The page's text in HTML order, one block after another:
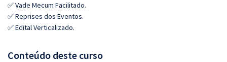
✅ Vade Mecum Facilitado.
✅ Reprises dos Eventos.
✅ Edital Verticalizado.
Conteúdo deste curso